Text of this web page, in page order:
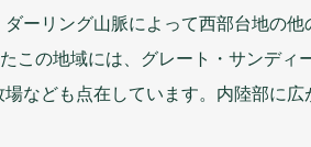
ダーリング山脈によって西部台地の他
この地域には、グレート・サンディ
場なども 点在 しています。 内陸部に広